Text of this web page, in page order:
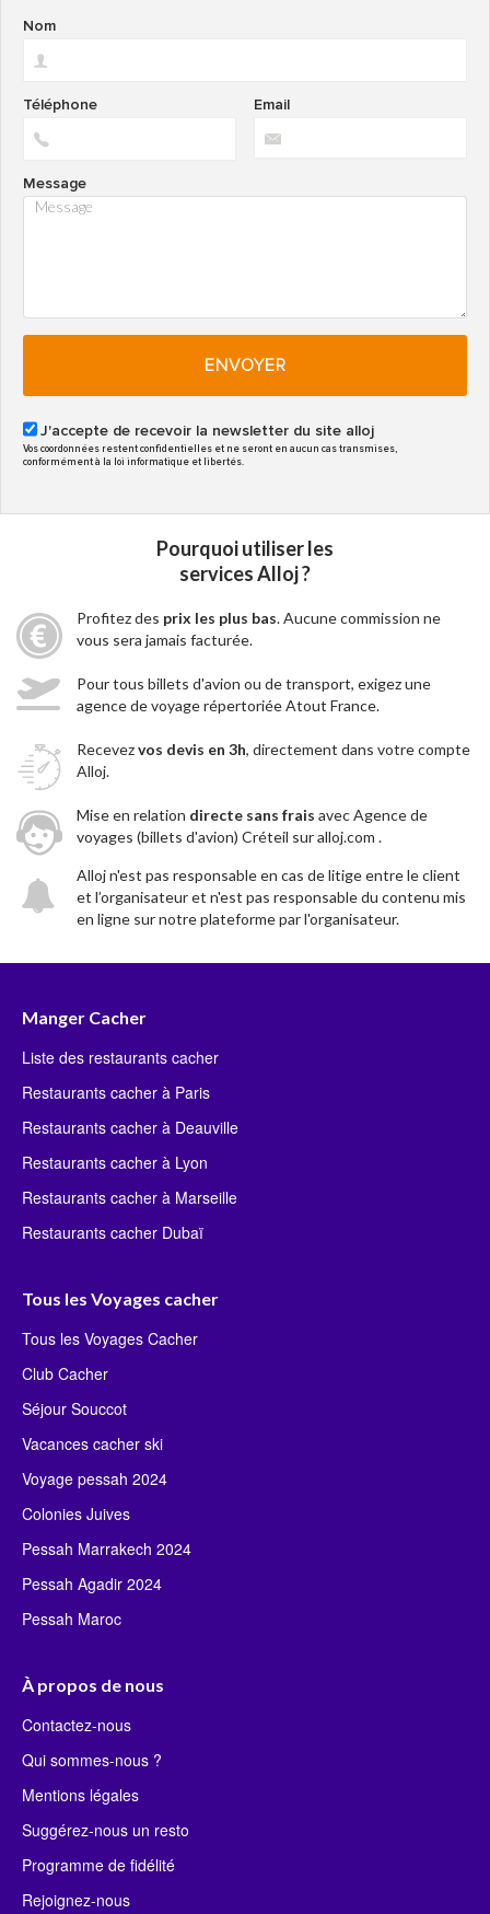
Nom
Email
Téléphone
Message
ENVOYER
J'accepte de recevoir la newsletter du site alloj
Vos coordonnées restent confidentielles et ne seront en aucun cas transmises,
conformément à la loi informatique et libertés.
Pourquoi utiliser les
services Alloj ?
Profitez des prix les plus bas. Aucune commission ne
vous sera jamais facturée.
Pour tous billets d'avion ou de transport, exigez une
agence de voyage répertoriée Atout France.
Recevezvos devis en 3h, directement dans votre compte
Alloj.
Mise en relation directe sans frais avec Agence de
voyages (billets d'avion) Créteil sur alloj.com .
Alloj n'est pas responsable en cas de litige entre le client
et l’organisateur et n'est pas responsable du contenu mis
en ligne sur notre plateforme par l'organisateur.
Manger Cacher
Liste des restaurants cacher
Restaurants cacher à Paris
Restaurants cacher à Deauville
Restaurants cacher à Lyon
Restaurants cacher à Marseille
Restaurants cacher Dubaï
Tous les Voyages cacher
Tous les Voyages Cacher
Club Cacher
Séjour Souccot
Vacances cacher ski
Voyage pessah 2024
Colonies Juives
Pessah Marrakech 2024
Pessah Agadir 2024
Pessah Maroc
À propos de nous
Contactez-nous
Qui sommes-nous ?
Mentions légales
Suggérez-nous un resto
Programme de fidélité
Rejoignez-nous